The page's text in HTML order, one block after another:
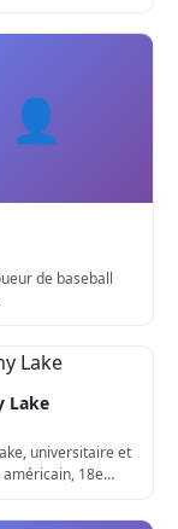
👤
de baseball
Lake
universitaire et
18e
États-Unis